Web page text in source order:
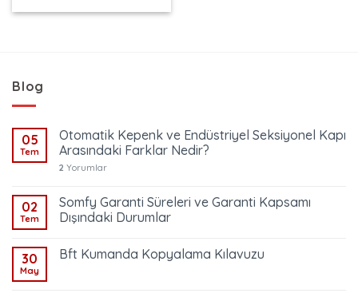
Blog
05
Tem
Otomatik Kepenk ve Endüstriyel Seksiyonel Kapı
Arasındaki Farklar Nedir?
2 Yorumlar
02
Tem
Somfy Garanti Süreleri ve Garanti Kapsamı
Dışındaki Durumlar
30
May
Bft Kumanda Kopyalama Kılavuzu